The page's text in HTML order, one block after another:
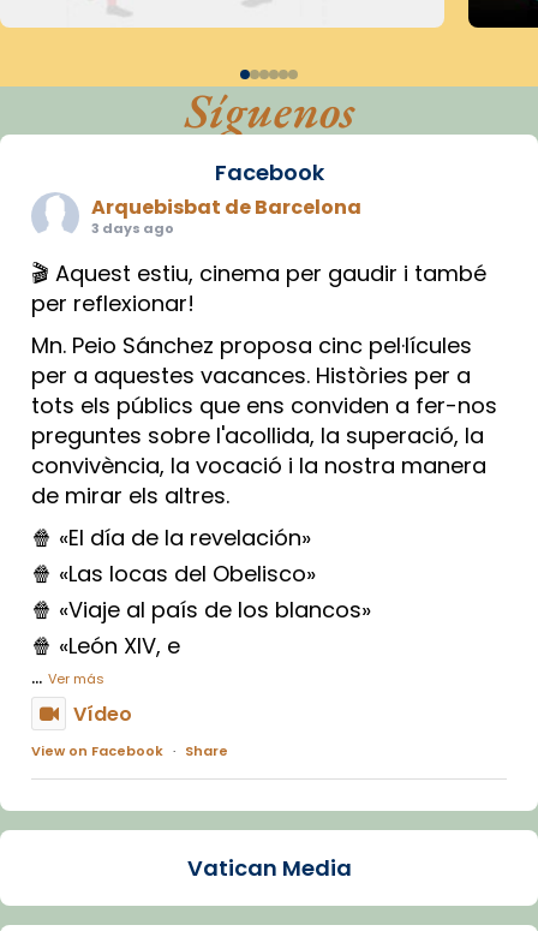
Síguenos
Facebook
Arquebisbat de Barcelona
3 days ago
🎬 Aquest estiu, cinema per gaudir i també
per reflexionar!
Mn. Peio Sánchez proposa cinc pel·lícules
per a aquestes vacances. Històries per a
tots els públics que ens conviden a fer-nos
preguntes sobre l'acollida, la superació, la
convivència, la vocació i la nostra manera
de mirar els altres.
🍿 «El día de la revelación»
🍿 «Las locas del Obelisco»
🍿 «Viaje al país de los blancos»
🍿 «León XIV, e
... Ver más
Vídeo
View on Facebook · Share
Arquebisbat de Barcelona
La Carmina va patir depressió. Fa gairebé
dos mesos, a l'Estadi Lluís Companys, la
Vatican Media